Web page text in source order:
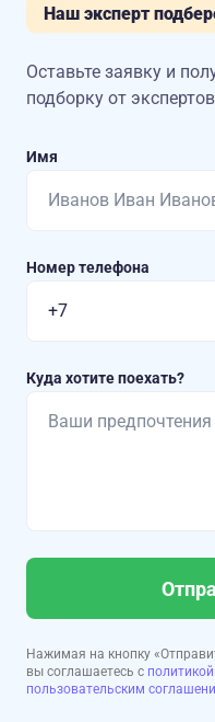
Наш эксперт
Оставьте заявку и
подборку от
Имя
Номер телефона
Куда хотите поехать?
Нажимая на кнопку
вы соглашаетесь с
пользовательским